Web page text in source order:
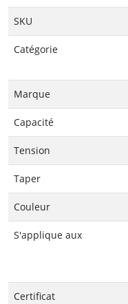
SKU
Catégorie
Marque
Capacité
Tension
Taper
Couleur
S'applique aux
Certificat